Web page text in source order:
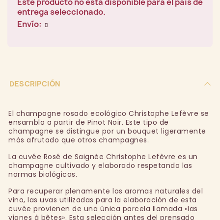
entrega seleccionado.
Envío:
DESCRIPCIÓN
El champagne rosado ecológico Christophe Lefèvre se
ensambla a partir de Pinot Noir. Este tipo de
champagne se distingue por un bouquet ligeramente
más afrutado que otros champagnes.
La cuvée Rosé de Saignée Christophe Lefèvre es un
champagne cultivado y elaborado respetando las
normas biológicas.
Para recuperar plenamente los aromas naturales del
vino, las uvas utilizadas para la elaboración de esta
cuvée provienen de una única parcela llamada «las
vignes à bêtes». Esta selección antes del prensado